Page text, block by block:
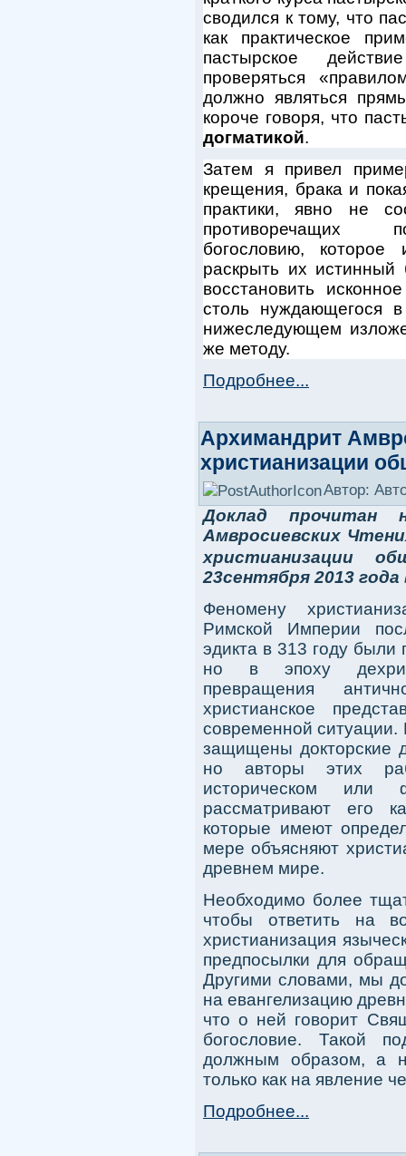
сводился к тому, что
как практическое
пастырское
проверяться
должно являться
короче говоря, что
догматикой.
Затем я привел
крещения, брака и
практики, явно не
противоречащих
богословию, которое
раскрыть их истинный
восстановить
столь нуждающегося
нижеследующем
же методу.
Подробнее...
Архимандрит
христианизации
Автор:
Доклад прочитан
Амвросиевских
христианизации
23сентября 2013
Феномену
Римской Империи
эдикта в 313 году
но в эпоху
превращения
христианское
современной ситуации.
защищены докторские
но авторы этих
историческом или
рассматривают его
которые имеют
мере объясняют
древнем мире.
Необходимо более
чтобы ответить на
христианизация
предпосылки для
Другими словами, мы
на евангелизацию
что о ней говорит
богословие. Такой
должным образом, а
только как на явление
Подробнее...